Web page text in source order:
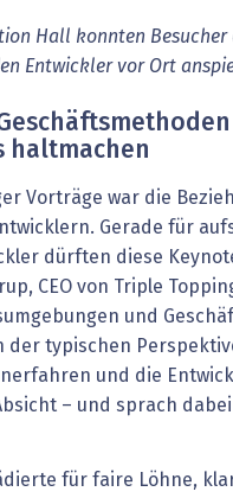
Hall konnten Besucher
Entwickler vor Ort
haltmachen
Vorträge war die
Gerade für
dürften diese
CEO von Triple
und
der typischen
und die
– und sprach
für faire Löhne,